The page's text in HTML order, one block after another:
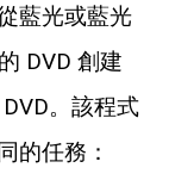
藍光或藍光
DVD 創建
。該程式
的任務：